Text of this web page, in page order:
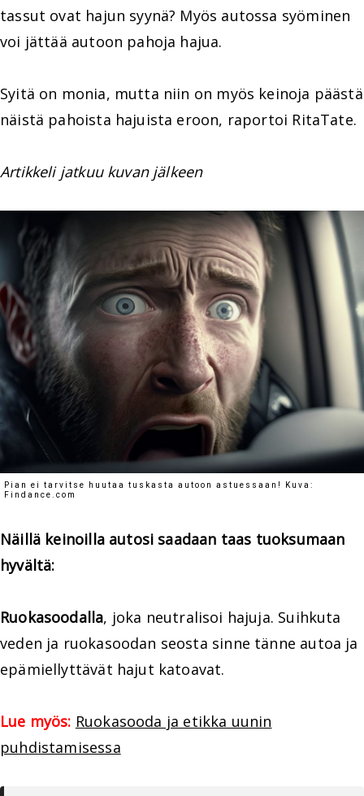
tassut ovat hajun syynä? Myös autossa syöminen
voi jättää autoon pahoja hajua.
Syitä on monia, mutta niin on myös keinoja päästä
näistä pahoista hajuista eroon, raportoi RitaTate.
Artikkeli jatkuu kuvan jälkeen
Pian ei tarvitse huutaa tuskasta autoon astuessaan! Kuva:
Findance.com
Näillä keinoilla autosi saadaan taas tuoksumaan
hyvältä:
Ruokasoodalla, joka neutralisoi hajuja. Suihkuta
veden ja ruokasoodan seosta sinne tänne autoa ja
epämiellyttävät hajut katoavat.
Lue myös: Ruokasooda ja etikka uunin
puhdistamisessa